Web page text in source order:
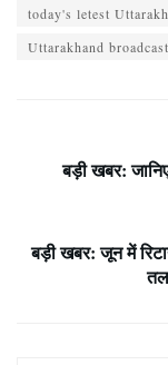
today's letest
Uttarakhand
बड़ी खबर:
बड़ी खबर: जून में